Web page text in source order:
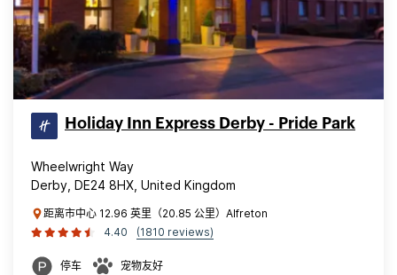
Holiday Inn Express Derby - Pride Park
Wheelwright Way
Derby, DE24 8HX, United Kingdom
距离市中心 12.96 英里（20.85 公里）Alfreton
4.40
(1810 reviews)
停车 宠物友好